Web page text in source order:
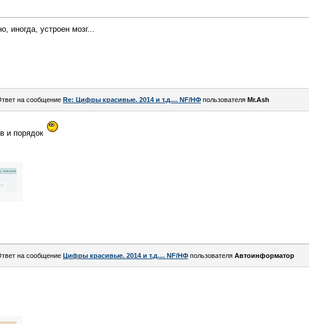
иногда, устроен мозг...
на сообщение Re: Цифры красивые. 2014 и т.д.... NF/НФ пользователя Mr.Ash
и порядок
на сообщение Цифры красивые. 2014 и т.д.... NF/НФ пользователя Автоинформатор